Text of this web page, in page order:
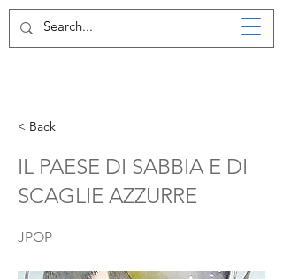
< Back
IL PAESE DI SABBIA E DI
SCAGLIE AZZURRE
JPOP